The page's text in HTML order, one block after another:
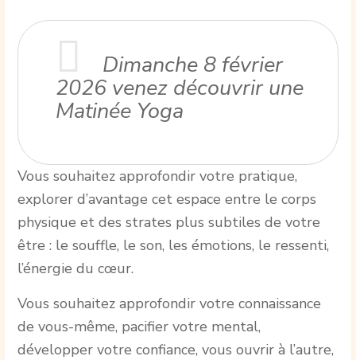
Dimanche 8 février
2026 venez découvrir une
Matinée Yoga
Vous souhaitez approfondir votre pratique,
explorer d’avantage cet espace entre le corps
physique et des strates plus subtiles de votre
être : le souffle, le son, les émotions, le ressenti,
l’énergie du cœur.
Vous souhaitez approfondir votre connaissance
de vous-même, pacifier votre mental,
développer votre confiance, vous ouvrir à l’autre,